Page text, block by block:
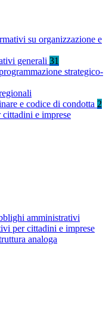
su organizzazione e
generali 31
strategico-
e codice di condotta 2
e imprese
amministrativi
per cittadini e imprese
analoga